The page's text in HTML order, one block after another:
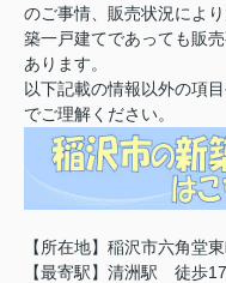
のご事情、販売状況によ
築一戸建てであっても販
あります。
以下記載の情報以外の項
でご理解ください。
【所在地】稲沢市六角堂
【最寄駅】清洲駅 徒歩